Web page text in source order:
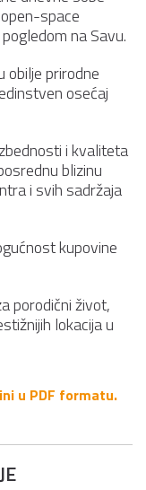
space
na Savu.
obilje prirodne
osećaj
i kvaliteta
blizinu
i svih sadržaja
kupovine
porodični život,
lokacija u
u PDF formatu.